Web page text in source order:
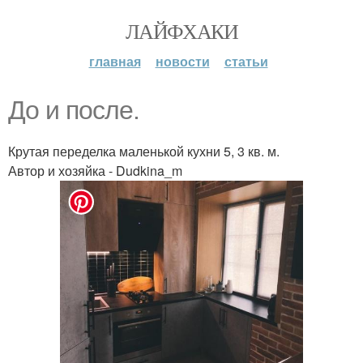
ЛАЙФХАКИ
главная новости статьи
До и после.
Крутая переделка маленькой кухни 5, 3 кв. м.
Автор и хозяйка - Dudkina_m